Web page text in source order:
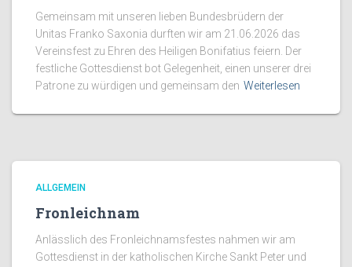
Gemeinsam mit unseren lieben Bundesbrüdern der
Unitas Franko Saxonia durften wir am 21.06.2026 das
Vereinsfest zu Ehren des Heiligen Bonifatius feiern. Der
festliche Gottesdienst bot Gelegenheit, einen unserer drei
Patrone zu würdigen und gemeinsam den Weiterlesen
ALLGEMEIN
Fronleichnam
Anlässlich des Fronleichnamsfestes nahmen wir am
Gottesdienst in der katholischen Kirche Sankt Peter und